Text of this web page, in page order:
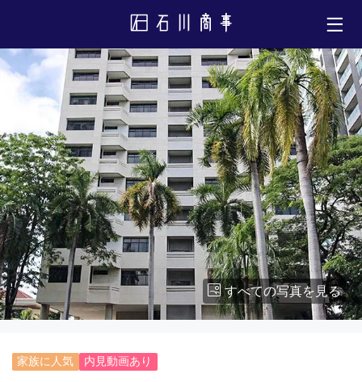
すべての写真を見る
家族に人気 内見動画あり